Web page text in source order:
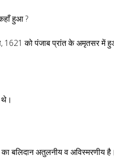
हुआ ?
1621 को पंजाब प्रांत के अमृतसर में
बलिदान अतुलनीय व अविस्मरणीय